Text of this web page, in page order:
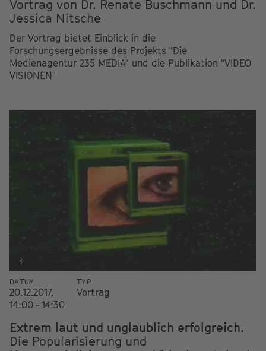
Vortrag von Dr. Renate Buschmann und Dr.
Jessica Nitsche
Der Vortrag bietet Einblick in die
Forschungsergebnisse des Projekts "Die
Medienagentur 235 MEDIA" und die Publikation "VIDEO
VISIONEN"
i
DATUM
20.12.2017,
14:00 - 14:30
TYP
Vortrag
Extrem laut und unglaublich erfolgreich.
Die Popularisierung und